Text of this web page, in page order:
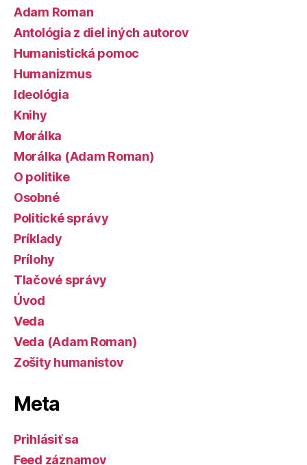
Adam Roman
Antológia z diel iných autorov
Humanistická pomoc
Humanizmus
Ideológia
Knihy
Morálka
Morálka (Adam Roman)
O politike
Osobné
Politické správy
Príklady
Prílohy
Tlačové správy
Úvod
Veda
Veda (Adam Roman)
Zošity humanistov
Meta
Prihlásiť sa
Feed záznamov